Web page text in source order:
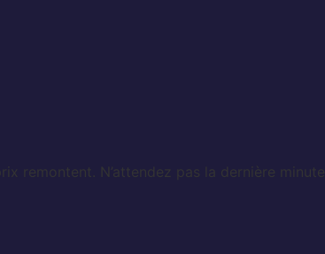
remontent. N’attendez pas la dernière minute.